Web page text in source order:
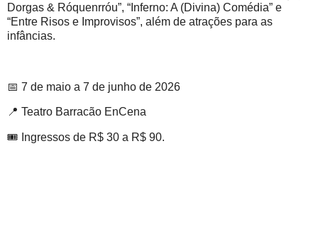
Dorgas & Róquenrróu”, “Inferno: A (Divina) Comédia” e
“Entre Risos e Improvisos”, além de atrações para as
infâncias.
📅 7 de maio a 7 de junho de 2026
📍 Teatro Barracão EnCena
🎟 Ingressos de R$ 30 a R$ 90.